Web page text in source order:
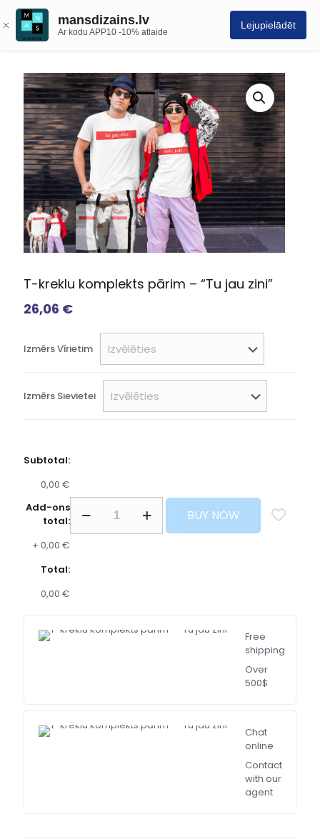
mansdizains.lv
Ar kodu APP10 -10% atlaide
Lejupielādēt
T-kreklu komplekts pārim – “Tu jau zini”
26,06 €
Izmērs Vīrietim
Izmērs Sievietei
Subtotal:
0,00 €
Add-ons
total:
+ 0,00 €
Total:
0,00 €
BUY NOW
Free
shipping
Over
500$
Chat
online
Contact
with our
agent